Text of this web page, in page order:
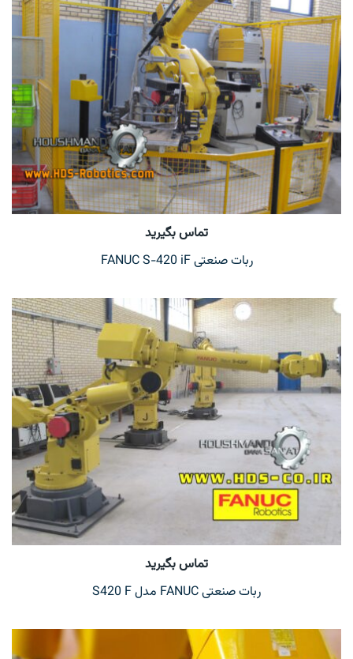
تماس بگیرید
ربات صنعتی FANUC S-420 iF
تماس بگیرید
ربات صنعتی FANUC مدل S420 F